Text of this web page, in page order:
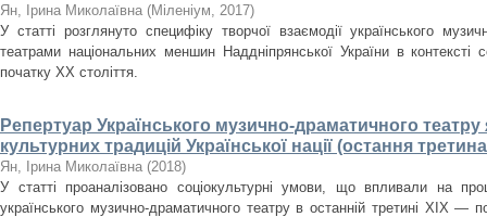
Ян, Ірина Миколаївна (Міленіум, 2017)
У статті розглянуто специфіку творчої взаємодії українського
театрами національних меншин Наддніпрянської України в контексті
початку ХХ століття.
Репертуар Українського музично-драматичного
культурних традицій Української нації (остання
Ян, Ірина Миколаївна (2018)
У статті проаналізовано соціокультурні умови, що впливали на
українського музично-драматичного театру в останній третині ХІХ —